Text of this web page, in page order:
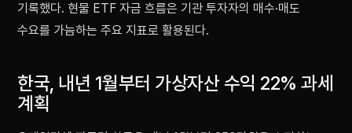
기록했다. 현물 ETF 자금 흐름은 기관 투자자의 매수·매도
수요를 가늠하는 주요 지표로 활용된다.
한국, 내년 1월부터 가상자산 수익 22% 과세
계획